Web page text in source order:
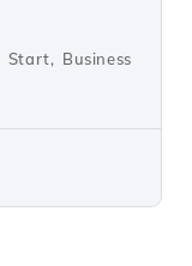
Business